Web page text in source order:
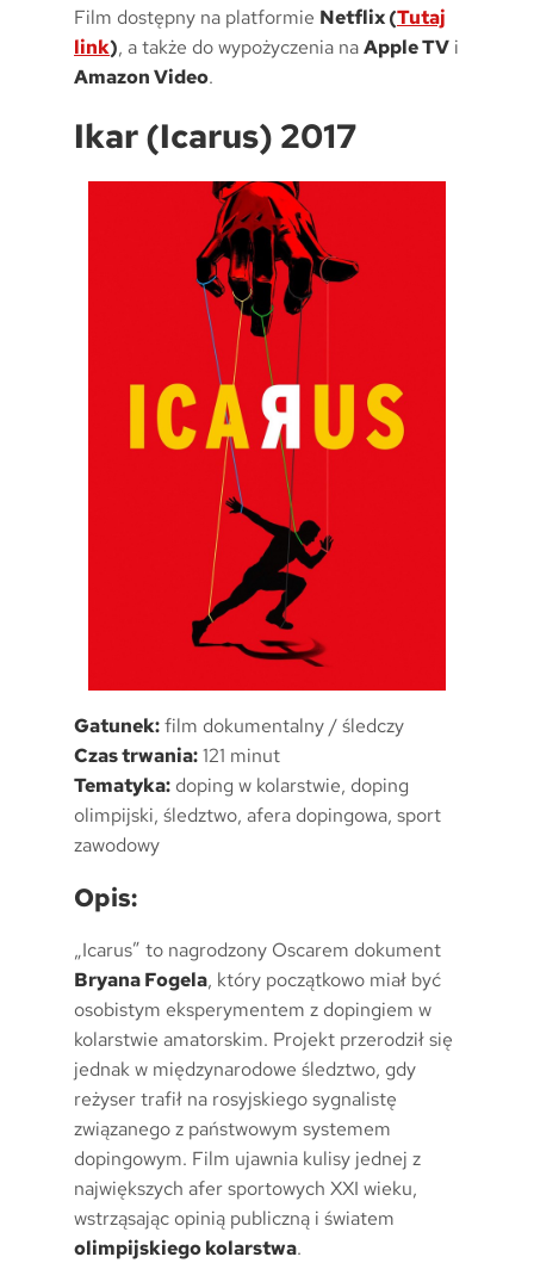
Film dostępny na platformie Netflix (Tutaj
link), a także do wypożyczenia naApple TV i
Amazon Video.
Ikar (Icarus) 2017
Gatunek:film dokumentalny / śledczy
Czas trwania:121 minut
Tematyka: doping w kolarstwie, doping
olimpijski, śledztwo, afera dopingowa, sport
zawodowy
Opis:
„Icarus” to nagrodzony Oscarem dokument
Bryana Fogela, który początkowo miał być
osobistym eksperymentem z dopingiem w
kolarstwie amatorskim. Projekt przerodził się
jednak w międzynarodowe śledztwo, gdy
reżyser trafił na rosyjskiego sygnalistę
związanego z państwowym systemem
dopingowym. Film ujawnia kulisy jednej z
największych afer sportowych XXI wieku,
wstrząsając opinią publiczną i światem
olimpijskiego kolarstwa.